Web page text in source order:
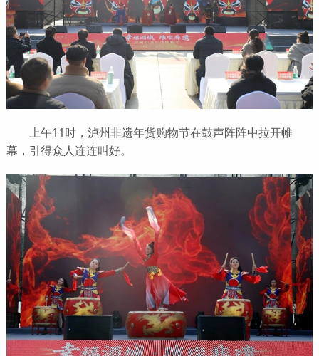
上午11时，泸州非遗年货购物节在鼓声阵阵中拉开帷
幕，引得众人连连叫好。